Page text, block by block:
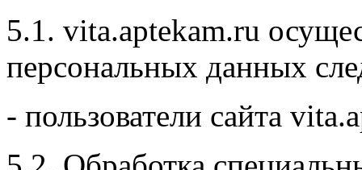
5.1. vita.aptekam.ru
персональных данных
- пользователи сайта